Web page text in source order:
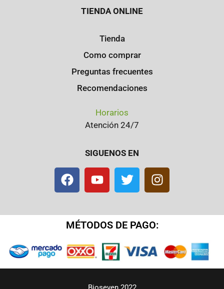
TIENDA ONLINE
Tienda
Como comprar
Preguntas frecuentes
Recomendaciones
Horarios
Atención 24/7
SIGUENOS EN
MÉTODOS DE PAGO: